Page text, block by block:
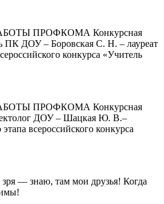
ПРОФКОМА Конкурсная
ПК ДОУ – Боровская С. Н. – лауреат
конкурса «Учитель
ПРОФКОМА Конкурсная
ДОУ – Шацкая Ю. В.–
всероссийского конкурса
— знаю, там мои друзья! Когда